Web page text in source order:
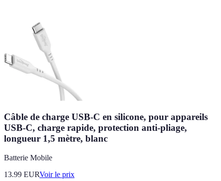
Câble de charge USB-C en silicone, pour appareils
USB-C, charge rapide, protection anti-pliage,
longueur 1,5 mètre, blanc
Batterie Mobile
13.99 EURVoir le prix